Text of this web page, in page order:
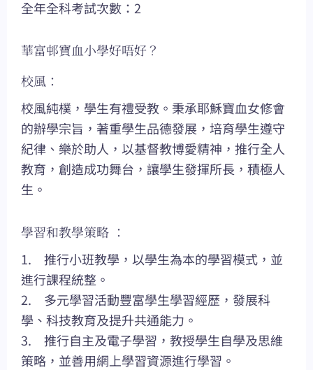
全年全科考試次數：2
華富邨寶血小學好唔好？
校風：
校風純樸，學生有禮受教。秉承耶穌寶血女修會
的辦學宗旨，著重學生品德發展，培育學生遵守
紀律、樂於助人，以基督教博愛精神，推行全人
教育，創造成功舞台，讓學生發揮所長，積極人
生。
學習和教學策略 ：
1. 推行小班教學，以學生為本的學習模式，並
進行課程統整。
2. 多元學習活動豐富學生學習經歷，發展科
學、科技教育及提升共通能力。
3. 推行自主及電子學習，教授學生自學及思維
策略，並善用網上學習資源進行學習。